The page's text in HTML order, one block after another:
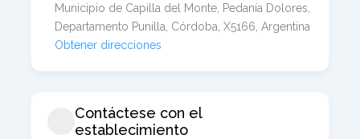
Municipio de Capilla del Monte, Pedanía Dolores,
Departamento Punilla, Córdoba, X5166, Argentina
Obtener direcciones
Contáctese con el
establecimiento